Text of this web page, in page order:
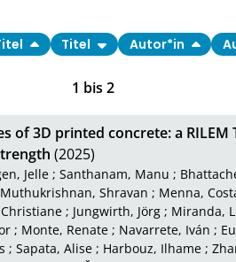
1 bis 2
Titel Autor*in
of 3D printed concrete: a
(2025)
Jelle ;Santhanam, Manu ;
Muthukrishnan, Shravan ; Menna,
; Jungwirth, Jörg; Miranda,
; Monte, Renate; Navarrete, Iván ;
; Sapata, Alise; Harbouz, Ilhame;